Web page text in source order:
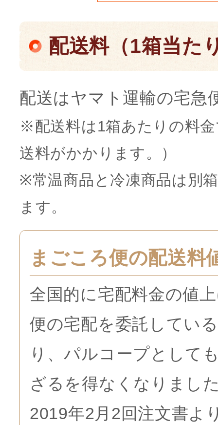
配送料（1箱当た
配送はヤマト運輸の宅急
※配送料は1箱あたりの料
送料がかかります。）
※常温商品と冷凍商品は別
ます。
まごころ便の配送料
全国的に宅配料金の値
便の宅配を委託してい
り、パルコープとして
ざるを得なくなりまし
2019年2月2回注文書よ